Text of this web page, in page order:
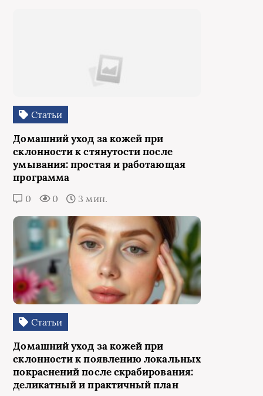
Статьи
Домашний уход за кожей при
склонности к стянутости после
умывания: простая и работающая
программа
0 0 3 мин.
Статьи
Домашний уход за кожей при
склонности к появлению локальных
покраснений после скрабирования:
деликатный и практичный план